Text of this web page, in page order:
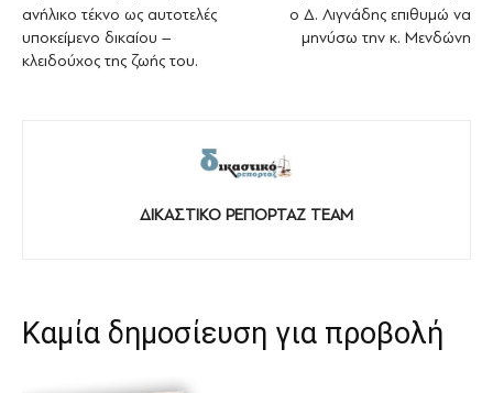
ανήλικο τέκνο ως αυτοτελές
υποκείμενο δικαίου –
κλειδούχος της ζωής του.
ο Δ. Λιγνάδης επιθυμώ να
μηνύσω την κ. Μενδώνη
ΔΙΚΑΣΤΙΚΟ ΡΕΠΟΡΤΑΖ TEAM
Καμία δημοσίευση για προβολή